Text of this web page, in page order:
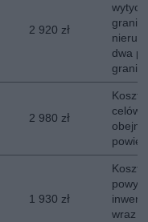
2 920 zł
dwa
2 980 zł
Koszt
celów
1 930 zł
Koszt
wraz